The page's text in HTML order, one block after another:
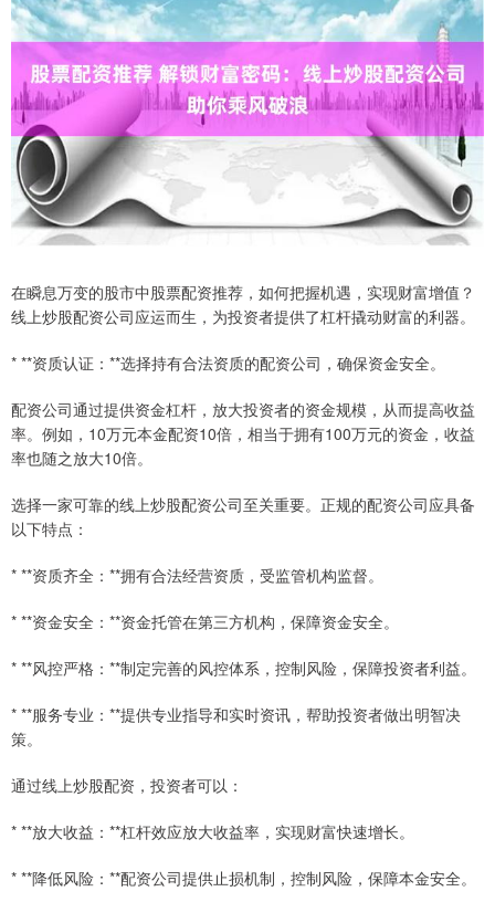
在瞬息万变的股市中股票配资推荐，如何把握机遇，实现财富增值？
线上炒股配资公司应运而生，为投资者提供了杠杆撬动财富的利器。
* **资质认证：**选择持有合法资质的配资公司，确保资金安全。
配资公司通过提供资金杠杆，放大投资者的资金规模，从而提高收益
率。例如，10万元本金配资10倍，相当于拥有100万元的资金，收益
率也随之放大10倍。
选择一家可靠的线上炒股配资公司至关重要。正规的配资公司应具备
以下特点：
* **资质齐全：**拥有合法经营资质，受监管机构监督。
* **资金安全：**资金托管在第三方机构，保障资金安全。
* **风控严格：**制定完善的风控体系，控制风险，保障投资者利益。
* **服务专业：**提供专业指导和实时资讯，帮助投资者做出明智决
策。
通过线上炒股配资，投资者可以：
* **放大收益：**杠杆效应放大收益率，实现财富快速增长。
* **降低风险：**配资公司提供止损机制，控制风险，保障本金安全。